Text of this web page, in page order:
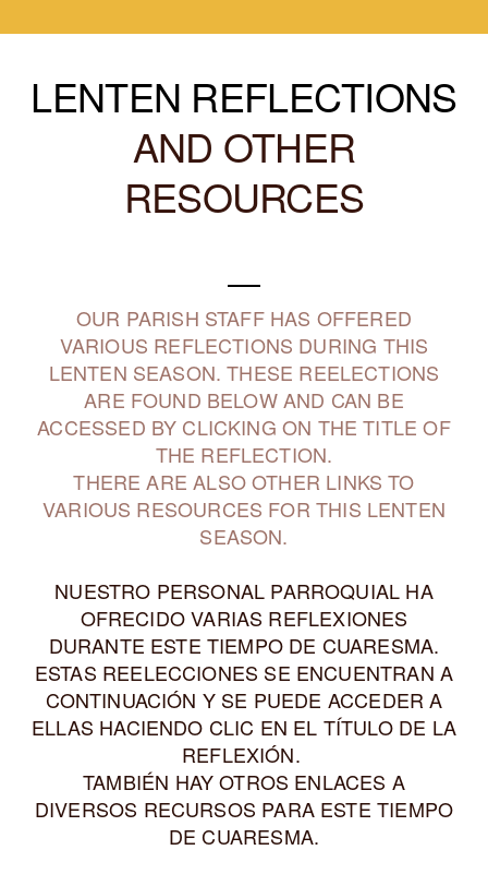
LENTEN REFLECTIONS
AND OTHER
RESOURCES
OUR PARISH STAFF HAS OFFERED
VARIOUS REFLECTIONS DURING THIS
LENTEN SEASON. THESE REELECTIONS
ARE FOUND BELOW AND CAN BE
ACCESSED BY CLICKING ON THE TITLE OF
THE REFLECTION.
THERE ARE ALSO OTHER LINKS TO
VARIOUS RESOURCES FOR THIS LENTEN
SEASON.
NUESTRO PERSONAL PARROQUIAL HA
OFRECIDO VARIAS REFLEXIONES
DURANTE ESTE TIEMPO DE CUARESMA.
ESTAS REELECCIONES SE ENCUENTRAN A
CONTINUACIÓN Y SE PUEDE ACCEDER A
ELLAS HACIENDO CLIC EN EL TÍTULO DE LA
REFLEXIÓN.
TAMBIÉN HAY OTROS ENLACES A
DIVERSOS RECURSOS PARA ESTE TIEMPO
DE CUARESMA.